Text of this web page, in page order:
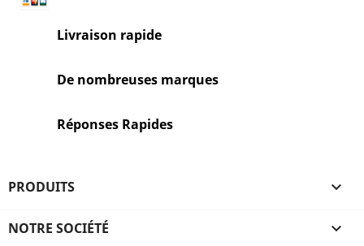
Livraison rapide
De nombreuses marques
Réponses Rapides
PRODUITS 
NOTRE SOCIÉTÉ 